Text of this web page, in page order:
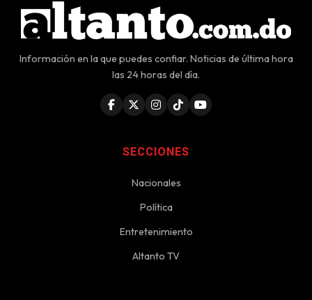
Información en la que puedes confiar. Noticias de última hora
las 24 horas del día.
SECCIONES
Nacionales
Política
Entretenimiento
Altanto TV